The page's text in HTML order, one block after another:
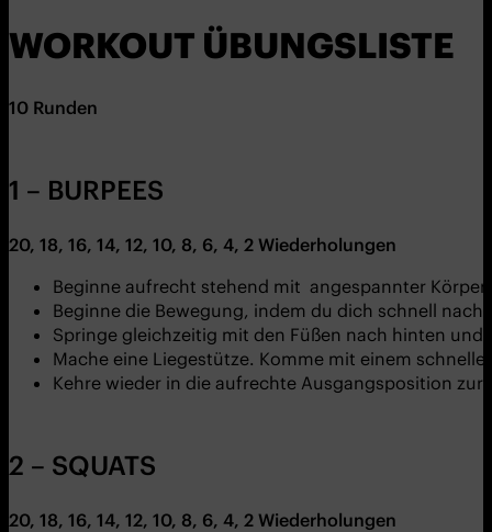
WORKOUT ÜBUNGSLISTE
10 Runden
1 – BURPEES
20, 18, 16, 14, 12, 10, 8, 6, 4, 2 Wiederholungen
Beginne aufrecht stehend mit angespannter
Beginne die Bewegung, indem du dich schnell
Springe gleichzeitig mit den Füßen nach hinten und
Mache eine Liegestütze. Komme mit einem
Kehre wieder in die aufrechte Ausgangsposition
2 – SQUATS
20, 18, 16, 14, 12, 10, 8, 6, 4, 2 Wiederholungen